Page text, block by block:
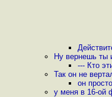
Ну вернешь ты
--- Кто
Так он не
он
у меня в 16-ой